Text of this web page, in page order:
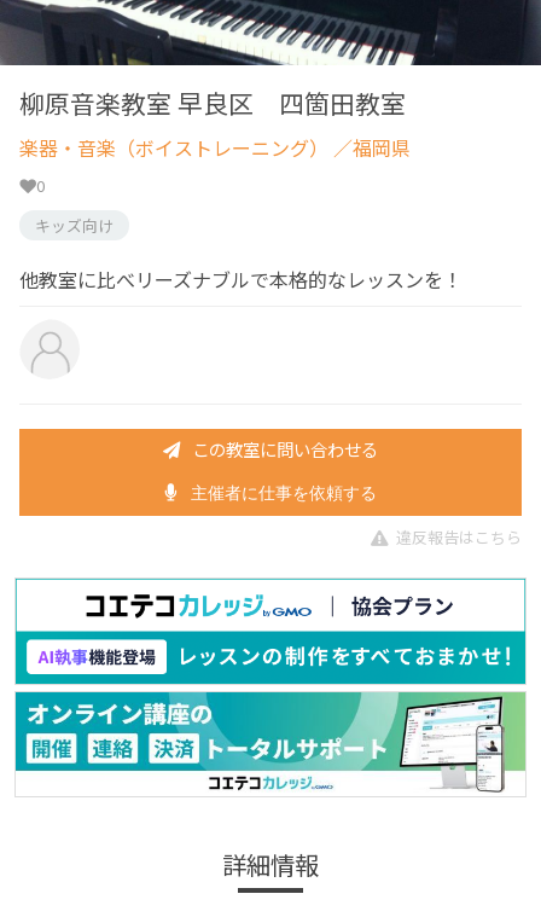
柳原音楽教室 早良区 四箇田教室
楽器・音楽（ボイストレーニング） ／福岡県
0
キッズ向け
他教室に比べリーズナブルで本格的なレッスンを！
この教室に問い合わせる
主催者に仕事を依頼する
違反報告はこちら
詳細情報